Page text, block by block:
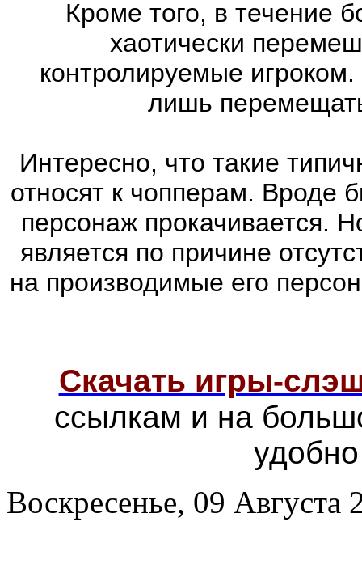
Кроме того, в течение
хаотически
контролируемые
лишь
Интересно, что такие
относят к чопперам. Вроде
персонаж прокачивается.
является по причине
на производимые его
Скачать игры-
ссылкам и на
Воскресенье, 09 Августа